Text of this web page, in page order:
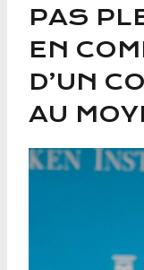
PAS
EN
D’UN
AU